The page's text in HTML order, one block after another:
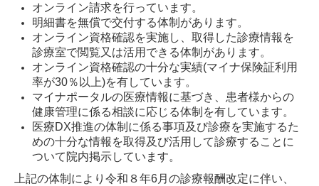
オンライン請求を行っています。
明細書を無償で交付する体制があります。
オンライン資格確認を実施し、取得した診療情報を
診療室で閲覧又は活用できる体制があります。
オンライン資格確認の十分な実績(マイナ保険証利用
率が30％以上)を有しています。
マイナポータルの医療情報に基づき、患者様からの
健康管理に係る相談に応じる体制を有しています。
医療DX推進の体制に係る事項及び診療を実施するた
めの十分な情報を取得及び活用して診療することに
ついて院内掲示しています。
上記の体制により令和８年6月の診療報酬改定に伴い、